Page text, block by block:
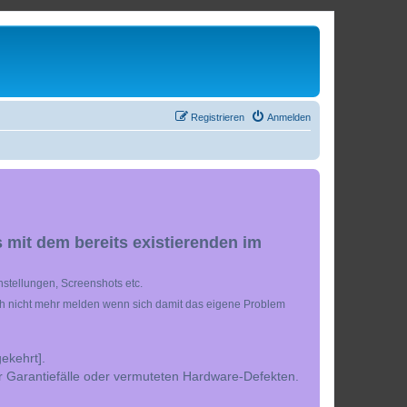
Anmelden
Registrieren
mit dem bereits existierenden im
Screenshots etc.
nicht mehr melden wenn sich damit das eigene Problem
oder vermuteten Hardware-Defekten.